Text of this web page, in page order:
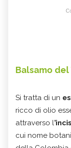
Balsamo
Si tratta di un
ricco di olio
attraverso l
cui nome